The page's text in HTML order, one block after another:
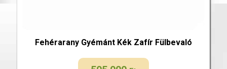
Fehérarany Gyémánt Kék Zafír Fülbevaló